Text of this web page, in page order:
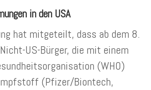
in den USA
hat mitgeteilt, dass ab dem 8.
US-Bürger, die mit einem
(WHO)
(Pfizer/Biontech,